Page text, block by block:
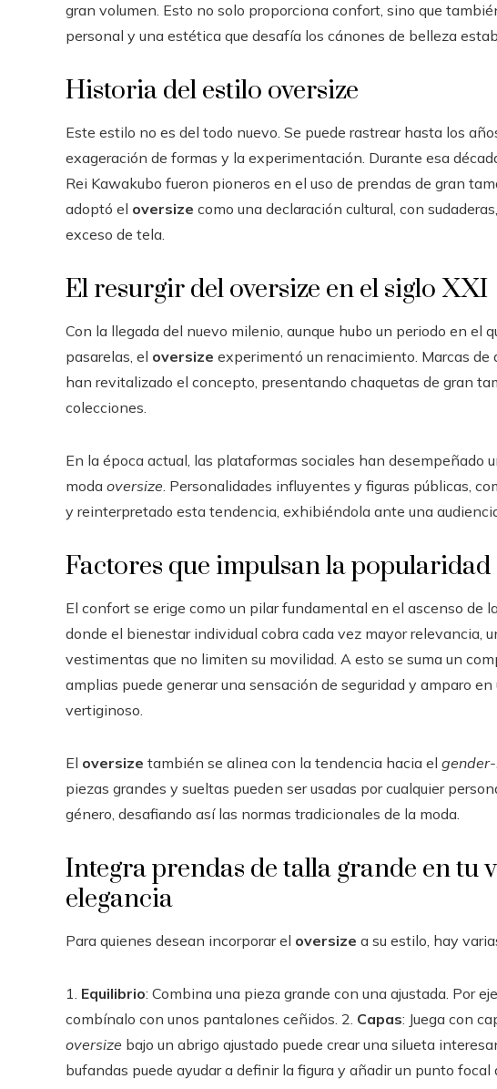
gran volumen. Esto no solo proporciona confort, sino que
personal y una estética que desafía los cánones de belleza
Historia del estilo oversize
Este estilo no es del todo nuevo. Se puede rastrear hasta los
exageración de formas y la experimentación. Durante esa
Rei Kawakubo fueron pioneros en el uso de prendas de gran
adoptó el oversize como una declaración cultural, con
exceso de tela.
El resurgir del oversize en el siglo XXI
Con la llegada del nuevo milenio, aunque hubo un periodo en el
pasarelas, el oversize experimentó un renacimiento. Marcas
han revitalizado el concepto, presentando chaquetas de gran
colecciones.
En la época actual, las plataformas sociales han desempeñado
moda oversize. Personalidades influyentes y figuras públicas,
y reinterpretado esta tendencia, exhibiéndola ante una
Factores que impulsan la popularidad
El confort se erige como un pilar fundamental en el ascenso de
donde el bienestar individual cobra cada vez mayor relevancia,
vestimentas que no limiten su movilidad. A esto se suma un
amplias puede generar una sensación de seguridad y amparo
vertiginoso.
El oversize también se alinea con la tendencia hacia el
piezas grandes y sueltas pueden ser usadas por cualquier
género, desafiando así las normas tradicionales de la moda.
Integra prendas de talla grande en tu
elegancia
Para quienes desean incorporar el oversize a su estilo, hay
1. Equilibrio: Combina una pieza grande con una ajustada. Por
combínalo con unos pantalones ceñidos. 2. Capas: Juega con
oversize bajo un abrigo ajustado puede crear una silueta
bufandas puede ayudar a definir la figura y añadir un punto focal